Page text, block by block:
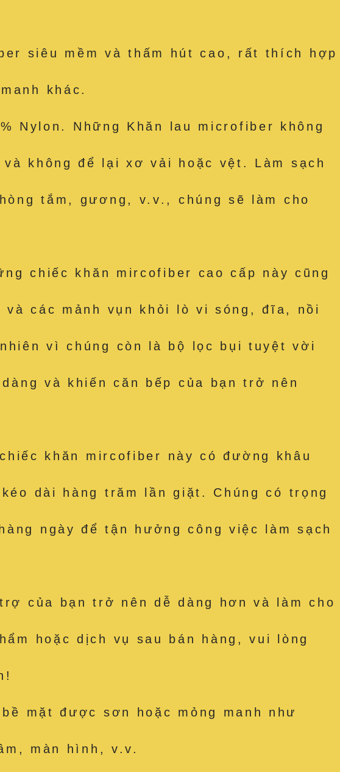
siêu mềm và thấm hút cao, rất thích hợp
khác.
Nylon. Những Khăn lau microfiber không
không để lại xơ vải hoặc vệt. Làm sạch
tắm, gương, v.v., chúng sẽ làm cho
chiếc khăn mircofiber cao cấp này cũng
các mảnh vụn khỏi lò vi sóng, đĩa, nồi
vì chúng còn là bộ lọc bụi tuyệt vời
và khiến căn bếp của bạn trở nên
khăn mircofiber này có đường khâu
dài hàng trăm lần giặt. Chúng có trọng
ngày để tận hưởng công việc làm sạch
của bạn trở nên dễ dàng hơn và làm cho
hoặc dịch vụ sau bán hàng, vui lòng
mặt được sơn hoặc mỏng manh như
màn hình, v.v.